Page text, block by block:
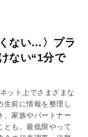
ない…〉プラ
ない“1分で
ット上でさまざまな
生前に情報を整理し
、家族やパートナー
とも。最低限やって